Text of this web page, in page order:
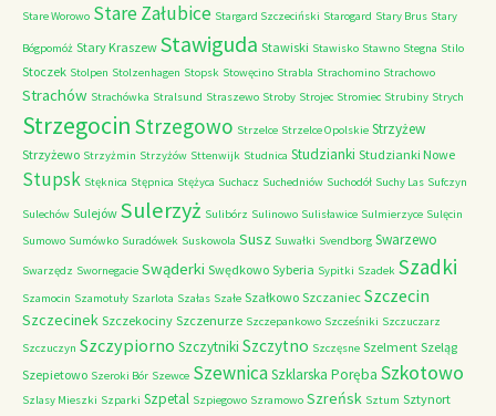
Stare Worowo Stare Załubice Stargard Szczeciński Starogard Stary Brus Stary
Bógpomóż Stary Kraszew Stawiguda Stawiski Stawisko Stawno Stegna Stilo
Stoczek Stolpen Stolzenhagen Stopsk Stowęcino Strabla Strachomino Strachowo
Strachów Strachówka Stralsund Straszewo Stroby Strojec Stromiec Strubiny Strych
Strzegocin Strzegowo Strzelce Strzelce Opolskie Strzyżew
Strzyżewo Strzyżmin Strzyżów Sttenwijk Studnica Studzianki Studzianki Nowe
Stupsk Stęknica Stępnica Stężyca Suchacz Suchedniów Suchodół Suchy Las Sufczyn
Sulechów Sulejów Sulerzyż Sulibórz Sulinowo Sulisławice Sulmierzyce Sulęcin
Sumowo Sumówko Suradówek Suskowola Susz Suwałki Svendborg Swarzewo
Swarzędz Swornegacie Swąderki Swędkowo Syberia Sypitki Szadek Szadki
Szamocin Szamotuły Szarlota Szałas Szałe Szałkowo Szczaniec Szczecin
Szczecinek Szczekociny Szczenurze Szczepankowo Szcześniki Szczuczarz
Szczuczyn Szczypiorno Szczytniki Szczytno Szczęsne Szelment Szeląg
Szepietowo Szeroki Bór Szewce SzewnicaSzklarska Poręba Szkotowo
Szlasy Mieszki Szparki Szpetal Szpiegowo Szramowo Szreńsk Sztum Sztynort